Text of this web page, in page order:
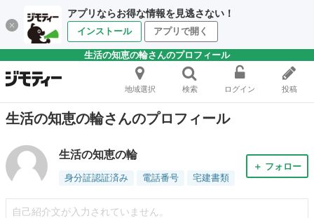
アプリならお得な情報を見逃さない！
インストール アプリで開く
生活の知恵の輪さんのプロフィール
地域選択 検索 ログイン 投稿
生活の知恵の輪さんのプロフィール
生活の知恵の輪
身分証認証済み 電話番号 宅建書類
＋ フォロー
自己紹介文が入力されていません。